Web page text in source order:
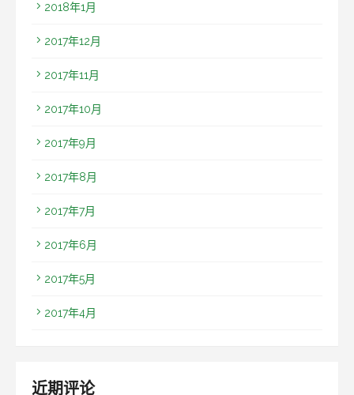
2018年1月
2017年12月
2017年11月
2017年10月
2017年9月
2017年8月
2017年7月
2017年6月
2017年5月
2017年4月
近期评论